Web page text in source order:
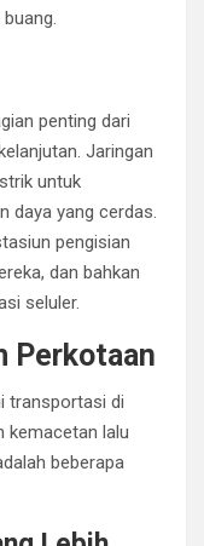
penting dari
Jaringan
untuk
daya yang cerdas.
pengisian
dan bahkan
seluler.
Perkotaan
transportasi di
kemacetan lalu
beberapa